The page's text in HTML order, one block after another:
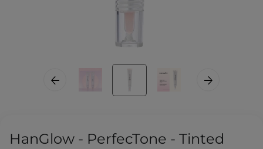
HanGlow - PerfecTone - Tinted